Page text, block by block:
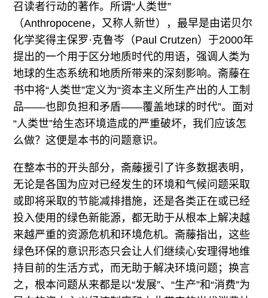
召读者行动的著作。所谓“人类世”
（Anthropocene，又称人新世），最早是由诺贝尔
化学奖得主保罗·克鲁岑（Paul Crutzen）于2000年
提出的一个用于区分地质时代的用语，强调人类为
地球的生态系统和地质所带来的深刻影响。斋藤在
书中将“人类世”定义为“资本主义所生产出的人工制
品——也即负担和矛盾——覆盖地球的时代”。面对
“人类世”给生态环境造成的严重破坏，我们应该怎
么做？这便是本书的问题意识。
在整本书的开头部分，斋藤援引了许多数据表明，
无论是各国为应对已经发生的环境和气候问题采取
或即将采取的节能减排措施，还是各类正在或已经
投入使用的绿色新能源，都无助于从根本上解决越
来越严重的资源危机和环境危机。斋藤指出，这些
绿色环保的意识形态只会让人们继续心安理得地维
持目前的生活方式，而无助于解决环境问题；换言
之，根本问题从来都是以“发展”、“生产”和“消费”为